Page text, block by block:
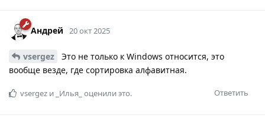
Андрей 20 окт 2025
vsergez
Это не только к Windows относится, это
вообще везде, где сортировка алфавитная.
Ответить
vsergez и _Илья_ оценили это.